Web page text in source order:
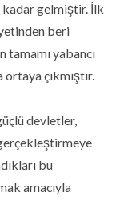
gelmiştir. İlk
beri
tamamı yabancı
çıkmıştır.
devletler,
bu
amacıyla